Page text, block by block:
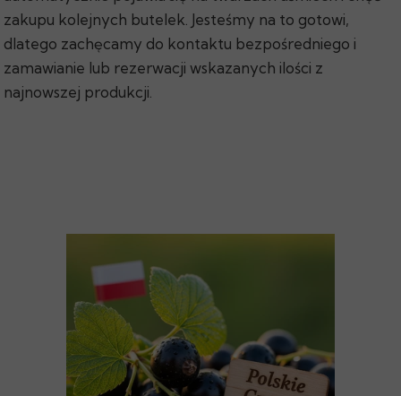
zakupu kolejnych butelek. Jesteśmy na to gotowi,
dlatego zachęcamy do kontaktu bezpośredniego i
zamawianie lub rezerwacji wskazanych ilości z
najnowszej produkcji.